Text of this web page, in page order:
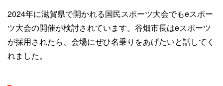
2024年に滋賀県で開かれる国民スポーツ大会でもeスポー
ツ大会の開催が検討されています。谷畑市長はeスポーツ
が採用されたら、会場にぜひ名乗りをあげたいと話してく
れました。